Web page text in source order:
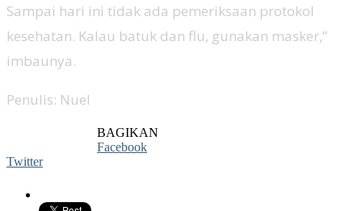
Sampai hari ini tidak ada pemeriksaan protokol
kesehatan. Kalau batuk dan flu, gunakan masker,”
imbaunya.
Penulis: Nuel
BAGIKAN
Facebook
Twitter